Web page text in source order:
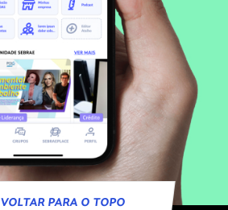
VOLTAR PARA O TOPO